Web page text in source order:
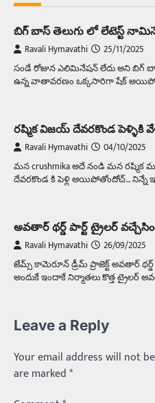
బిగ్ బాస్ తెలుగు లో లేటెస్ట్
Ravali Hymavathi 25/11/2025
సండే రోజున ఎలిమినేషన్ లేదు అని
ఉన్న వాతావరణం ఒక్కసారిగా షేక్
రష్మిక విజయ్ దేవరకొండ
Ravali Hymavathi 04/10/2025
మన crushmika అదే నండి మన
దేవరకొండ కి పెళ్లి అయిపోతోందోచ్… నిన్నే
అవతార్ థర్డ్ పార్ట్ ట్రైలర్
Ravali Hymavathi 26/09/2025
జేమ్స్ కామెరూన్ డ్రీమ్ ప్రాజెక్ట్ అవతార్
అందుకే ఇందాకే నిర్మాతలు కొత్త
Leave a Reply
Your email address will not
are marked*